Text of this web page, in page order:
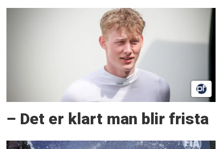
– Det er klart man blir frista